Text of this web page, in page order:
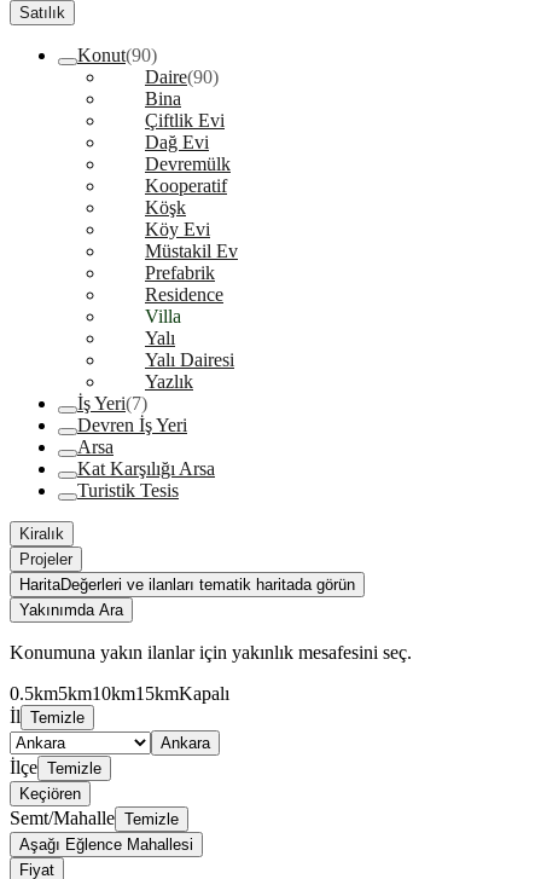
Satılık
Konut(90)
Daire(90)
Bina
Çiftlik Evi
Dağ Evi
Devremülk
Kooperatif
Köşk
Köy Evi
Müstakil Ev
Prefabrik
Residence
Villa
Yalı
Yalı Dairesi
Yazlık
İş Yeri(7)
Devren İş Yeri
Arsa
Kat Karşılığı Arsa
Turistik Tesis
Kiralık
Projeler
HaritaDeğerleri ve ilanları tematik haritada görün
Yakınımda Ara
Konumuna yakın ilanlar için yakınlık mesafesini seç.
0.5km5km10km15kmKapalı
İl Temizle
Ankara
İlçe Temizle
Keçiören
Semt/Mahalle Temizle
Aşağı Eğlence Mahallesi
Fiyat